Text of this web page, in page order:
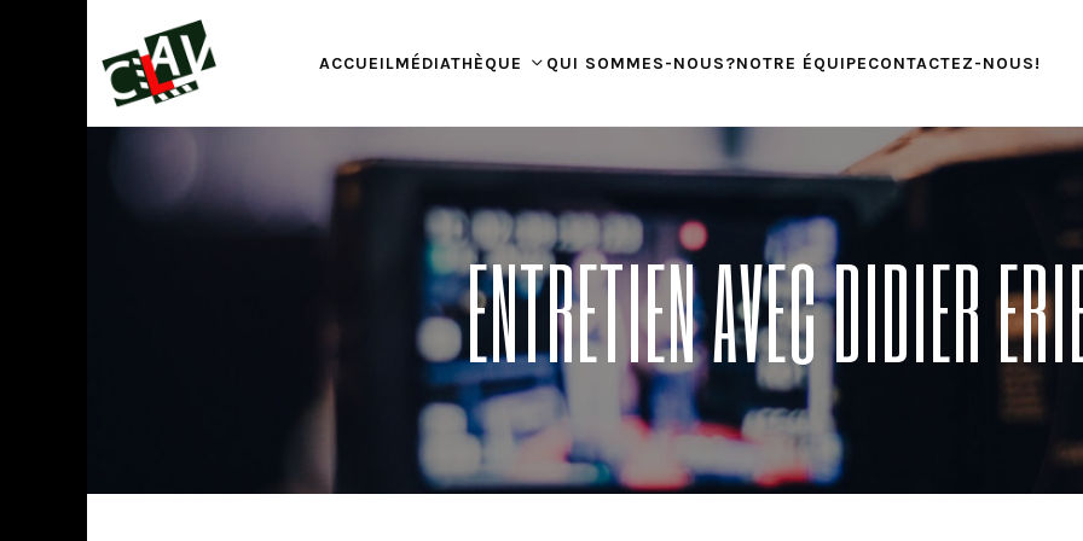
ACCUEILMÉDIATHÈQUE QUI SOMMES-NOUS?NOTRE ÉQUIPECONTACTEZ-NOUS!
ENTRETIEN AVEC DIDIER